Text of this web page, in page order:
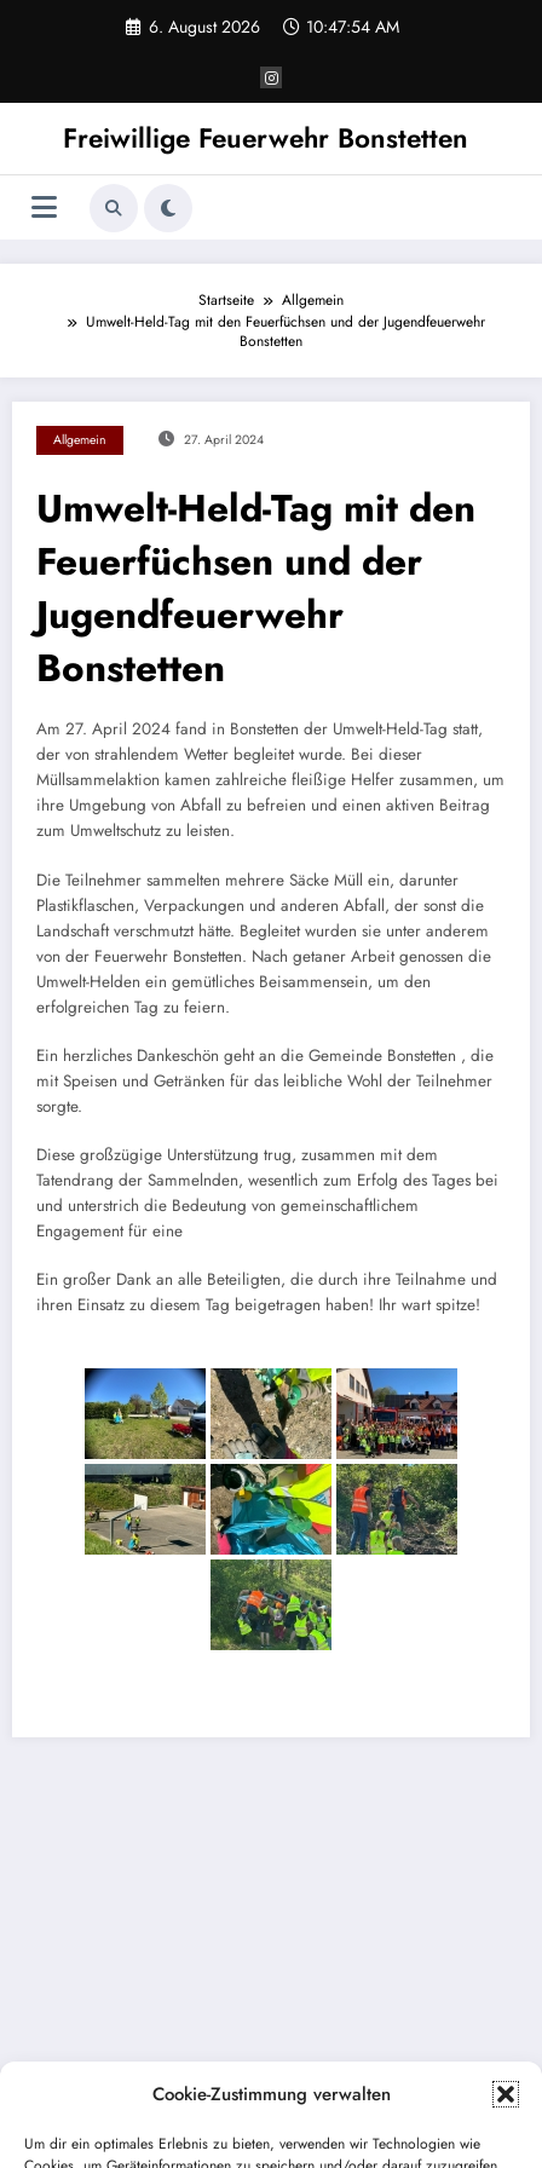
Cookie-Zustimmung verwalten
Um dir ein optimales Erlebnis zu bieten, verwenden wir Technologien wie
6. August 2026 10:47:55 AM
Freiwillige Feuerwehr Bonstetten
Startseite
Allgemein
Umwelt-Held-Tag mit den Feuerfüchsen und der Jugendfeuerwehr
Bonstetten
Allgemein 27. April 2024
Umwelt-Held-Tag mit den
Feuerfüchsen und der
Jugendfeuerwehr
Bonstetten
Am 27. April 2024 fand in Bonstetten der Umwelt-Held-Tag statt,
der von strahlendem Wetter begleitet wurde. Bei dieser
Müllsammelaktion kamen zahlreiche fleißige Helfer zusammen, um
ihre Umgebung von Abfall zu befreien und einen aktiven Beitrag
zum Umweltschutz zu leisten.
Die Teilnehmer sammelten mehrere Säcke Müll ein, darunter
Plastikflaschen, Verpackungen und anderen Abfall, der sonst die
Landschaft verschmutzt hätte. Begleitet wurden sie unter anderem
von der Feuerwehr Bonstetten. Nach getaner Arbeit genossen die
Umwelt-Helden ein gemütliches Beisammensein, um den
erfolgreichen Tag zu feiern.
Ein herzliches Dankeschön geht an die Gemeinde Bonstetten , die
mit Speisen und Getränken für das leibliche Wohl der Teilnehmer
sorgte.
Diese großzügige Unterstützung trug, zusammen mit dem
Tatendrang der Sammelnden, wesentlich zum Erfolg des Tages bei
und unterstrich die Bedeutung von gemeinschaftlichem
Engagement für eine
Ein großer Dank an alle Beteiligten, die durch ihre Teilnahme und
ihren Einsatz zu diesem Tag beigetragen haben! Ihr wart spitze!